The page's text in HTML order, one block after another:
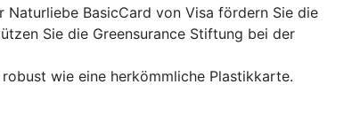
Naturliebe BasicCard von Visa fördern Sie die
Sie die Greensurance Stiftung bei der
wie eine herkömmliche Plastikkarte.